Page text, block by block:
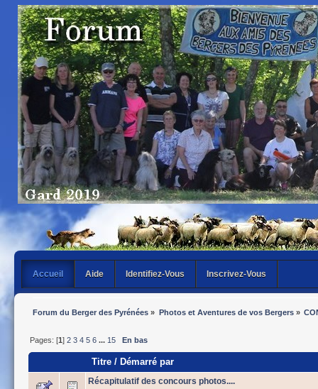
Accueil Aide Identifiez-Vous Inscrivez-Vous
Forum du Berger des Pyrénées » Photos et Aventures de vos Bergers»
Pages: [1]2 3 4 5 6 ... 15 En bas
Titre / Démarré par
Récapitulatif des concours photos....